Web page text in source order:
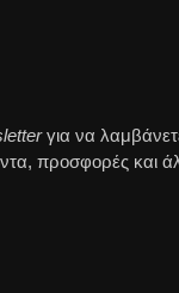
για να
προσφορές και